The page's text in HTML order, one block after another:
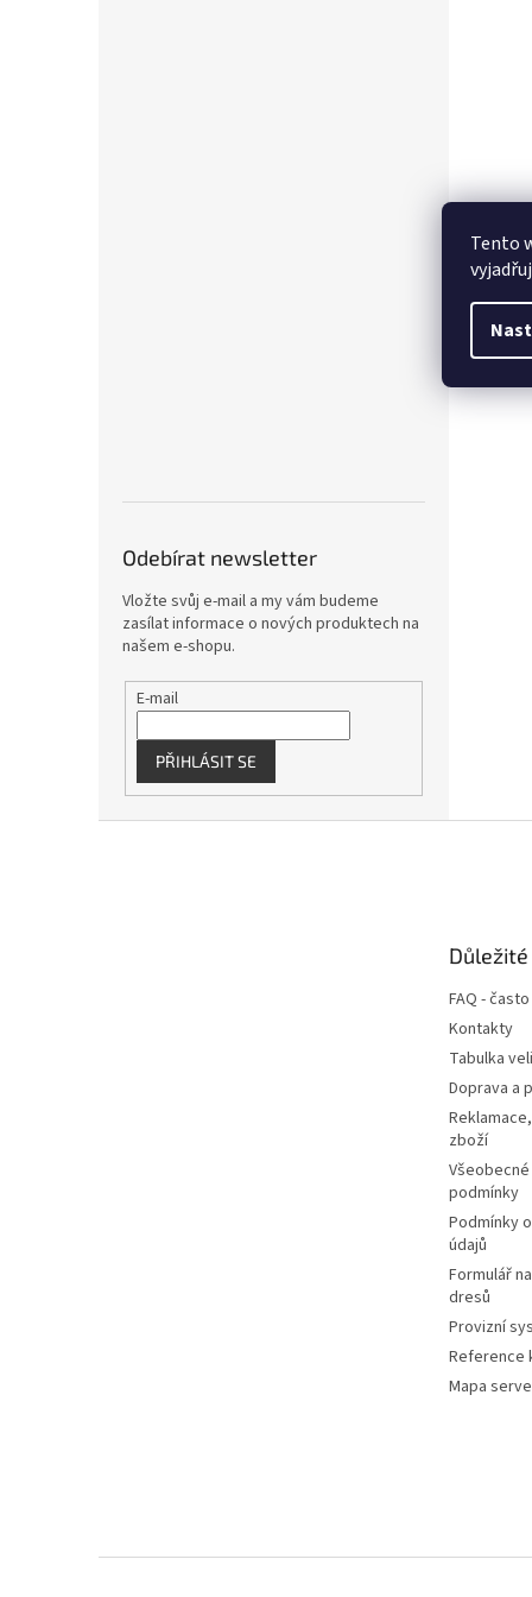
Tento
Odebírat newsletter
Vložte svůj e-mail a my vám budeme
zasílat informace o nových produktech na
našem e-shopu.
E-mail
PŘIHLÁSIT SE
FAQ -
Kontakty
Tabulka
Doprava a
zboží
podmínky
Podmínky
údajů
Formulář
dresů
Provizní
Reference
Mapa